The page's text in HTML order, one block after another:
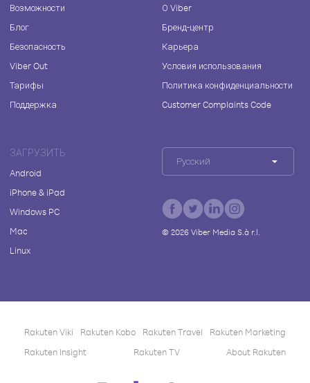
Возможности
Блог
Безопасность
Viber Out
Тарифы
Поддержка
О Viber
Бренд-центр
Карьера
Условия использования
Политика конфиденциальности
Customer Complaints Code
ЗАГРУЗИТЬ
Android
iPhone & iPad
Windows PC
Mac
Linux
Русский
© 2026Viber Media S.à r.l.
Rakuten Viki Rakuten Kobo Rakuten Travel
Rakuten Marketing
Rakuten Insight
Rakuten TV About Rakuten